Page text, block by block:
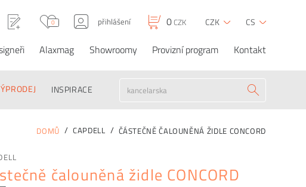
0 přihlášení 0CZK CZK CS
Alaxmag Showroomy Provizní program Kontakt
INSPIRACE
Částečně čalouněná
22 810 CZK OBJEDNAT 0CZK
DOMŮ CAPDELL ČÁSTEČNĚ ČALOUNĚNÁ ŽIDLE CONCORD
čalouněná židle CONCORD